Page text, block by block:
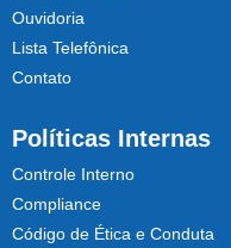
Ouvidoria
Lista Telefônica
Contato
Políticas Internas
Controle Interno
Compliance
Código de Ética e Conduta